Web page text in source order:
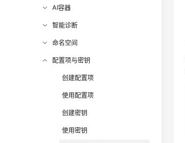
AI容器
智能诊断
命名空间
配置项与密钥
创建配置项
使用配置项
创建密钥
使用密钥